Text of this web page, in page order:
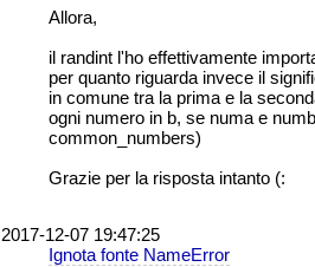
Allora,
il randint l'ho effettivamente
per quanto riguarda invece il
in comune tra la prima e la
ogni numero in b, se numa e
common_numbers)
Grazie per la risposta intanto (:
2017-12-07 19:47:25
Ignota fonte NameError